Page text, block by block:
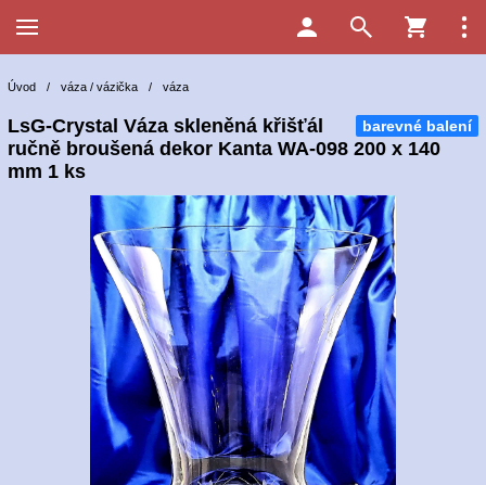
Úvod / váza / vázička / váza
barevné balení
LsG-Crystal Váza skleněná křišťál
ručně broušená dekor Kanta WA-098 200 x 140
mm 1 ks